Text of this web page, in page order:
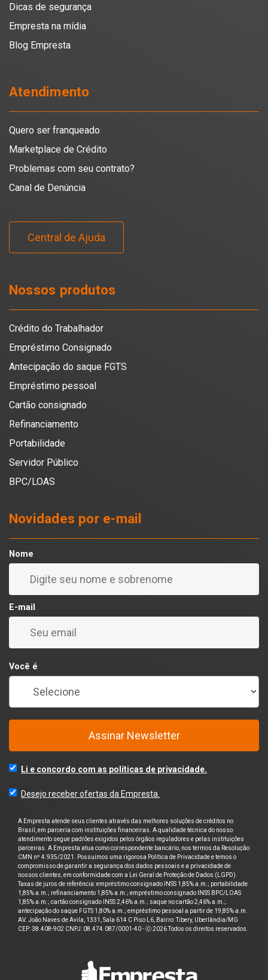
Dicas de segurança
Empresta na mídia
Blog Empresta
Atendimento
Quero ser franqueado
Marketplace de Crédito
Problemas com seu contrato?
Canal de Denúncia
Central de Ajuda
Nossos produtos
Crédito do Trabalhador
Empréstimo Consignado
Antecipação do saque FGTS
Empréstimo pessoal
Cartão consignado
Refinanciamento
Portabilidade
Servidor Público
BPC/LOAS
Novidades por e-mail
Nome
E-mail
Você é
Assinar Newsletter
Li e concordo com as políticas de privacidade.
Desejo receber ofertas da Empresta.
A Empresta atende seus clientes através das melhores soluções de créditos no
Brasil, em parceria com instituições financeiras. A qualidade técnica do nosso
atendimento segue padrões exigidos pelos órgãos reguladores e pelas instituições
parceiras. A Empresta atua como correspondente bancário, nos termos da Resolução
CMN nº 4.935/2021. Possuímos uma rigorosa Política de Privacidade e temos o
compromisso de garantir a segurança dos dados pessoais e a privacidade de
nossos clientes, em conformidade com a Lei Geral de Proteção de Dados (LGPD).
Taxas de juros de referência: empréstimo consignado INSS 1,85% a.m.; portabilidade
1,85% a.m.; refinanciamento 1,85% a.m.; empréstimo consignado INSS BPC/LOAS
1,85% a.m.; cartão consignado INSS 2,46% a.m.; saque no cartão 2,46% a.m.;
antecipação do saque FGTS 1,80% a.m.; empréstimo pessoal a partir de 19,85% a.m.
AV. João Naves de Avila, 1331, Sala 614 C Piso L6, Bairro: Tibery, Uberlândia/MG
CEP: 38.408-902 CNPJ: 08.474.087/0001-40 - ⓒ 2026 Todos os direitos reservados.